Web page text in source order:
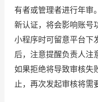
有者或管理者进行年审
新认证，将会影响账号
小程序时可留意平台下
后，注意提醒负责人注
如果拒绝将导致审核失
止，再次发起审核将需